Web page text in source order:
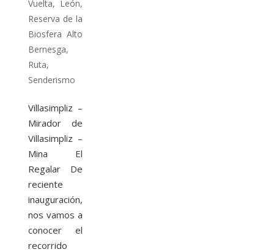
Vuelta, León,
Reserva de la
Biosfera Alto
Bernesga,
Ruta,
Senderismo
Villasimpliz –
Mirador de
Villasimpliz –
Mina El
Regalar De
reciente
inauguración,
nos vamos a
conocer el
recorrido